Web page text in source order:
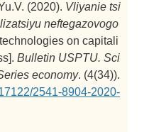
(2020). Vliyanie tsi
neftegazovogo
on capitali
Bulletin USPTU. Sci
economy. (4(34)).
2541-8904-2020-